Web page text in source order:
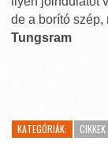
de a borító szép,
Tungsram
KATEGÓRIÁK: CIKKEK